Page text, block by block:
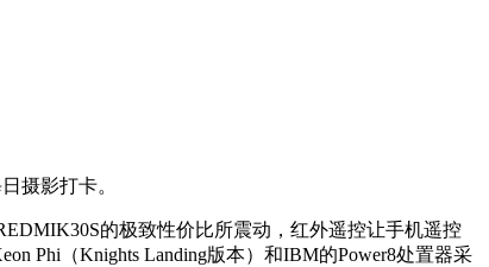
摄影打卡。
的极致性价比所震动，红外遥控让手机遥控
Phi（Knights Landing版本）和IBM的Power8处置器采